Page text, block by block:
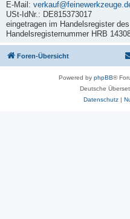
E-Mail:
USt-IdNr.: DE815373017
eingetragen im Handelsregister
Handelsregisternummer HRB
Foren-Übersicht
Powered by phpBB®
Deutsche
Datenschutz|